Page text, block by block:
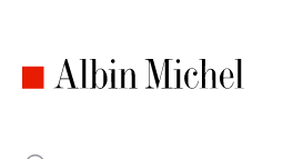
principal